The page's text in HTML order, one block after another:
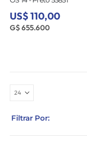
US$ 110,00
G$ 655.600
Filtrar Por: